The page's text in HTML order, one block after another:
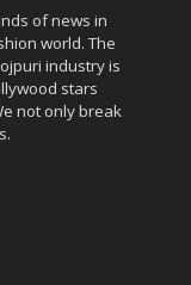
of news in
world. The
industry is
stars
not only break